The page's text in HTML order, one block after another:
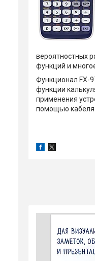
вероятностных
функций и
Функционал FX-
функции
применения
помощью кабеля